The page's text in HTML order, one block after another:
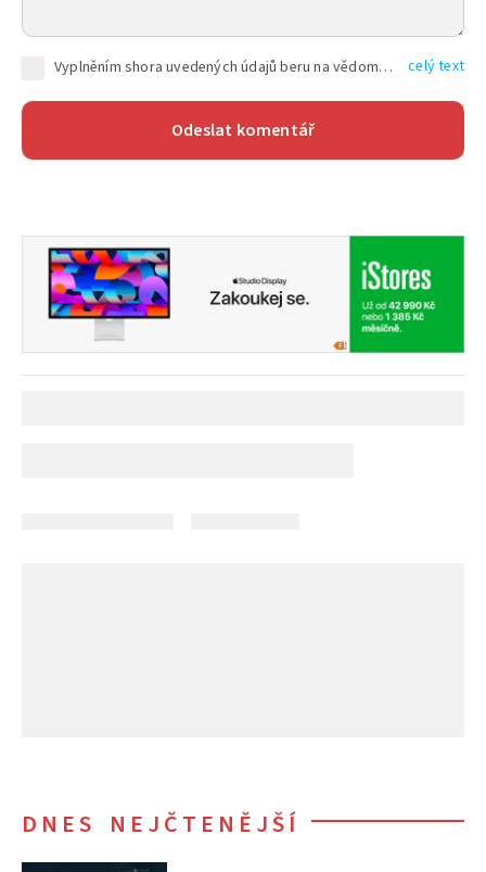
Vyplněním shora uvedených údajů beru na vědomí, že společnost TEXT FACTORY s.r.o., sídlem Brno, Durďákova 336/29, Černá Pole, PSČ: 613 00, IČ: 06157831, zapsané u Krajského soudu v Brně, oddíl C, vložka 100399, bude zpracovávat mé osobní údaje uvedené v rámci mnou vyplněného registračního formuláře na základě oprávněných zájmů TEXT FACTORY s.r.o. dle čl. 6 odst. 1 písm. f) GDPR a pro splnění právních povinností (čl. 6 odst. 1 písm. c) GDPR), a to pro tyto účely: nezbytnost zajistit oprávnění návštěvníka webových stránek provozovaných společností TEXT FACTORY s.r.o. přispívat aktivně ke zveřejněným článkům nebo v rámci diskusních fór a výkon práv TEXT FACTORY s.r.o. jako administrátora těchto diskusních fór. Více informací o zpracování osobních údajů a právech lze nalézt v celý text
DNES NEJČTENĚJŠÍ